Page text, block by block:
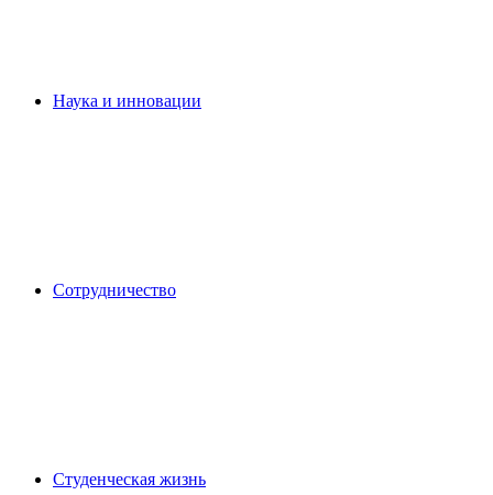
Наука и инновации
Сотрудничество
Студенческая жизнь